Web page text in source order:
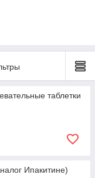
таблетки
Ипакитине)